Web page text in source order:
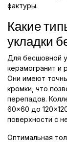
фактуры.
Какие
укладки
Для бесшовной
керамогранит и
Они имеют
кромки, что
перепадов.
60×60 до
поверхности с
Оптимальная